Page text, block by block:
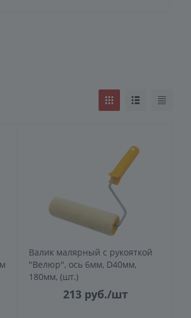
Валик малярный с рукояткой
"Велюр", ось 6мм, D40мм,
180мм, (шт.)
213руб./шт